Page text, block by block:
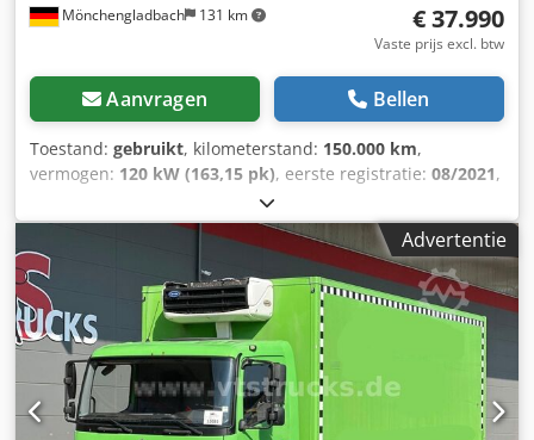
Mönchengladbach 131 km € 37.990
Vaste prijs excl. btw
Aanvragen Bellen
Toestand: gebruikt, kilometerstand: 150.000 km,
vermogen: 120 kW (163,15 pk), eerste registratie: 08/2021,
, totaalgewicht:
soort overbrenging:mechanisch, emissieklasse:Euro 6,
aantal zitplaatsen:
, totale lengte:6.146 mm , totale
breedte:
, totale hoogte:2.452 mm , laadruimte
lengte:
3.330 mm, laadruimtebreedte:1.820 mm,
laadruimtehoogte:1.820 mm, Uitrusting:
airconditioning, centrale vergrendeling, elektronisch
stabiliteitsprogramma (ESP), navigatiesysteem, roetfilter,
Interne voertuignummer: 4886 ----Waarom Autonext? Meer
dan 400 direct beschikbare personenauto's en
Advertentie